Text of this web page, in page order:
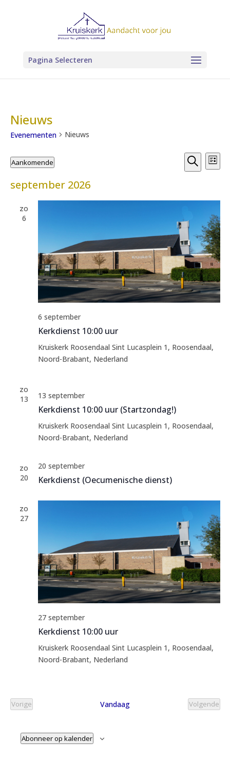
Pagina Selecteren
Nieuws
Evenementen Nieuws
Evenementen
Zoeken
Zoeken
Lijst
Aankomende
een
september 2026
zo
6
Kerkdienst 10:00 uur
6 september
Kruiskerk Roosendaal Sint Lucasplein 1, Roosendaal,
Noord-Brabant, Nederland
zo
13
Kerkdienst 10:00 uur (Startzondag!)
13 september
Kruiskerk Roosendaal Sint Lucasplein 1, Roosendaal,
Noord-Brabant, Nederland
zo
20
Kerkdienst (Oecumenische dienst)
20 september
zo
27
Kerkdienst 10:00 uur
27 september
Kruiskerk Roosendaal Sint Lucasplein 1, Roosendaal,
Noord-Brabant, Nederland
Vorige
Evenementen
Vandaag
Volgende
Abonneer op kalender